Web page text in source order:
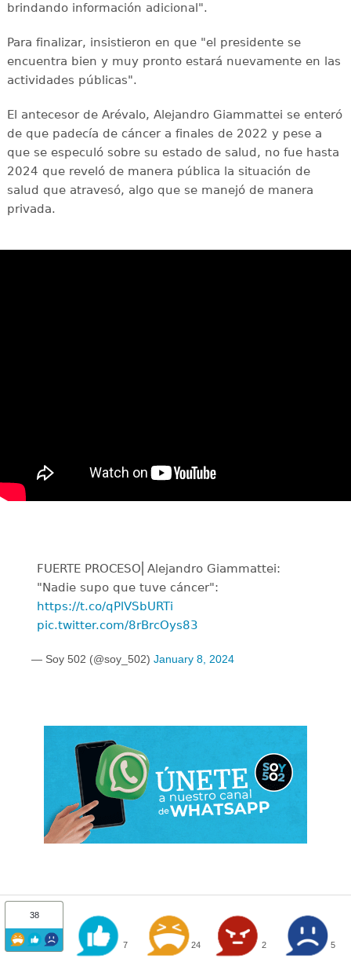
brindando información adicional".
Para finalizar, insistieron en que "el presidente se
encuentra bien y muy pronto estará nuevamente en las
actividades públicas".
El antecesor de Arévalo, Alejandro Giammattei se enteró
de que padecía de cáncer a finales de 2022 y pese a
que se especuló sobre su estado de salud, no fue hasta
2024 que reveló de manera pública la situación de
salud que atravesó, algo que se manejó de manera
privada.
FUERTE PROCESO⎜Alejandro Giammattei:
"Nadie supo que tuve cáncer":
https://t.co/qPlVSbURTi
pic.twitter.com/8rBrcOys83
— Soy 502 (@soy_502) January 8, 2024
38
7 24 2 5